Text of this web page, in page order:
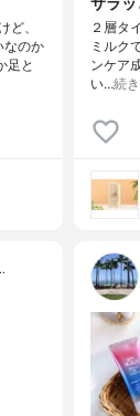
ど、
なのか
足と
２層タ
ミルク
ンケア
い…続